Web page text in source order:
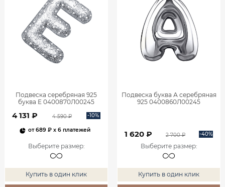
Подвеска серебряная 925
буква Е 0400870Л00245
4 131 ₽ 4 590 ₽ -10%
от689 ₽ x 6 платежей
Выберите размер:
Купить в один клик
Подвеска буква А серебряная
925 0400860Л00245
1 620 ₽ 2 700 ₽ -40%
Выберите размер:
Купить в один клик